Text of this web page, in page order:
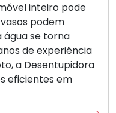
inteiro pode
podem
água se torna
de experiência
a Desentupidora
eficientes em